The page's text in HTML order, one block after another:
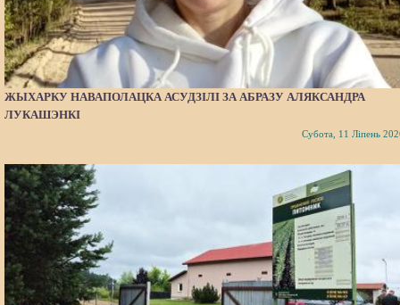
ЖЫХАРКУ НАВАПОЛАЦКА АСУДЗІЛІ ЗА АБРАЗУ АЛЯКСАНДРА
ЛУКАШЭНКІ
Субота, 11 Ліпень